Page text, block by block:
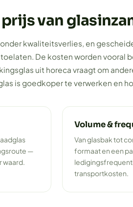
van
kwaliteitsverlies, en
De kosten worden vooral
uit horeca vraagt om
is goedkoper te verwerken en
—
waard.
Volume &
Van glasbak tot
formaat en een
transportkosten.